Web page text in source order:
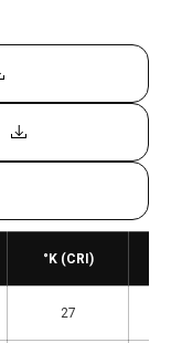
°K (CRI)
27